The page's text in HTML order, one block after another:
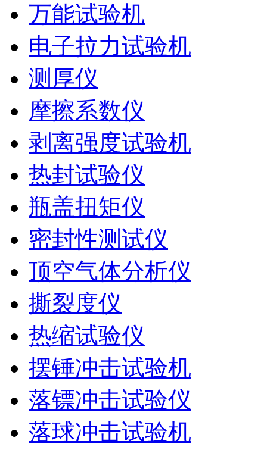
万能试验机
电子拉力试验机
测厚仪
摩擦系数仪
剥离强度试验机
热封试验仪
瓶盖扭矩仪
密封性测试仪
顶空气体分析仪
撕裂度仪
热缩试验仪
摆锤冲击试验机
落镖冲击试验仪
落球冲击试验机